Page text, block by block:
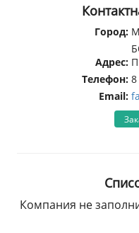
Город:
Адрес:
Телефон:
Email:
Компания не